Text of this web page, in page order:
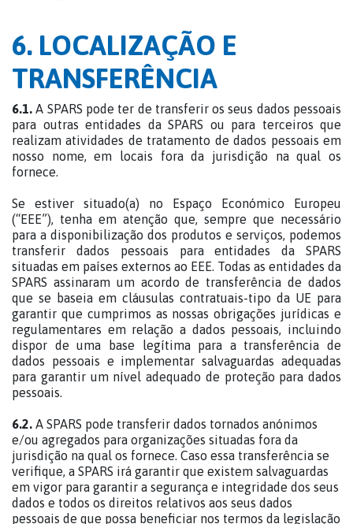
6. LOCALIZAÇÃO E
TRANSFERÊNCIA
6.1. A SPARS pode ter de transferir os seus dados pessoais
para outras entidades da SPARS ou para terceiros que
realizam atividades de tratamento de dados pessoais em
nosso nome, em locais fora da jurisdição na qual os
fornece.
Se estiver situado(a) no Espaço Económico Europeu
(“EEE”), tenha em atenção que, sempre que necessário
para a disponibilização dos produtos e serviços, podemos
transferir dados pessoais para entidades da SPARS
situadas em países externos ao EEE. Todas as entidades da
SPARS assinaram um acordo de transferência de dados
que se baseia em cláusulas contratuais-tipo da UE para
garantir que cumprimos as nossas obrigações jurídicas e
regulamentares em relação a dados pessoais, incluindo
dispor de uma base legítima para a transferência de
dados pessoais e implementar salvaguardas adequadas
para garantir um nível adequado de proteção para dados
pessoais.
6.2. A SPARS pode transferir dados tornados anónimos
e/ou agregados para organizações situadas fora da
jurisdição na qual os fornece. Caso essa transferência se
verifique, a SPARS irá garantir que existem salvaguardas
em vigor para garantir a segurança e integridade dos seus
dados e todos os direitos relativos aos seus dados
pessoais de que possa beneficiar nos termos da legislação